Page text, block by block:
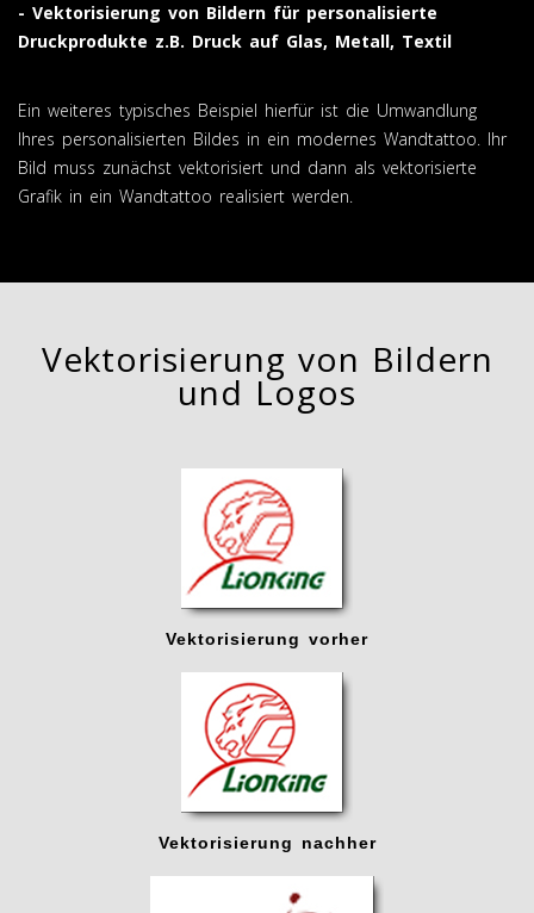
- Vektorisierung von Bildern für personalisierte
Druckprodukte z.B. Druck auf Glas, Metall, Textil
Ein weiteres typisches Beispiel hierfür ist die Umwandlung
Ihres personalisierten Bildes in ein modernes Wandtattoo. Ihr
Bild muss zunächst vektorisiert und dann als vektorisierte
Grafik in ein Wandtattoo realisiert werden.
Vektorisierung von Bildern
und Logos
Vektorisierung vorher
Vektorisierung nachher